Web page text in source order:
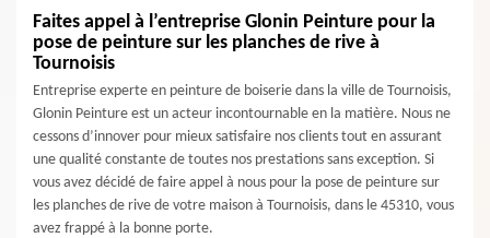
Faites appel à l’entreprise Glonin Peinture pour la
pose de peinture sur les planches de rive à
Tournoisis
Entreprise experte en peinture de boiserie dans la ville de Tournoisis,
Glonin Peinture est un acteur incontournable en la matière. Nous ne
cessons d’innover pour mieux satisfaire nos clients tout en assurant
une qualité constante de toutes nos prestations sans exception. Si
vous avez décidé de faire appel à nous pour la pose de peinture sur
les planches de rive de votre maison à Tournoisis, dans le 45310, vous
avez frappé à la bonne porte.